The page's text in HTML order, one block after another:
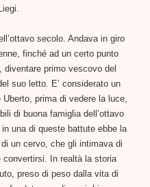
secolo. Andava in giro
finché ad un certo punto
primo vescovo del
suo letto. E’ considerato un
prima di vedere la luce,
di buona famiglia dell’ottavo
una di queste battute ebbe la
un cervo, che gli intimava di
In realtà la storia
preso di peso dalla vita di